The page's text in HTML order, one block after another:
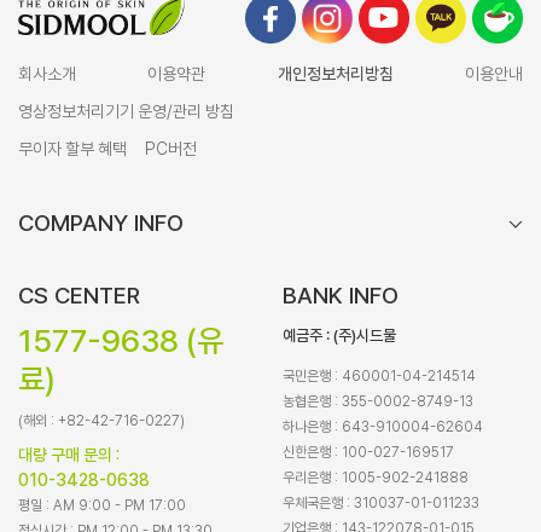
회사소개 이용약관 개인정보처리방침
이용안내
영상정보처리기기 운영/관리 방침
무이자 할부 혜택
PC버전
COMPANY INFO
CS CENTER
1577-9638 (유
료)
(해외 : +82-42-716-0227)
대량 구매 문의 :
010-3428-0638
평일 : AM 9:00 - PM 17:00
BANK INFO
예금주 : (주)시드물
국민은행 : 460001-04-214514
농협은행 : 355-0002-8749-13
하나은행 : 643-910004-62604
신한은행 : 100-027-169517
우리은행 : 1005-902-241888
우체국은행 : 310037-01-011233
기업은행 : 143-122078-01-015